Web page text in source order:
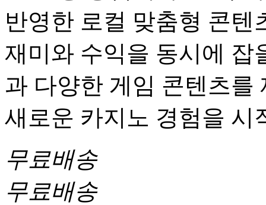
반영한 로컬 맞춤형 콘텐
재미와 수익을 동시에 잡
과 다양한 게임 콘텐츠를
새로운 카지노 경험을 시
무료배송
무료배송